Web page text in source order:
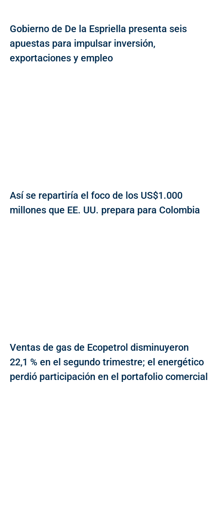
Gobierno de De la Espriella presenta seis
apuestas para impulsar inversión,
exportaciones y empleo
Así se repartiría el foco de los US$1.000
millones que EE. UU. prepara para Colombia
Ventas de gas de Ecopetrol disminuyeron
22,1 % en el segundo trimestre; el energético
perdió participación en el portafolio comercial